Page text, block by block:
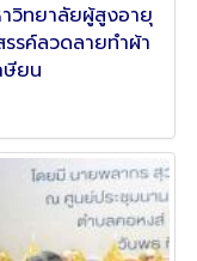
วิทยาลัยผู้สูงอายุ
รค์ลวดลายทำผ้า
ษียน